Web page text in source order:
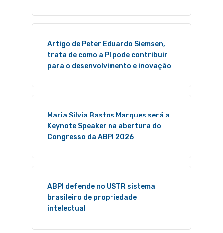
Artigo de Peter Eduardo Siemsen,
trata de como a PI pode contribuir
para o desenvolvimento e inovação
Maria Silvia Bastos Marques será a
Keynote Speaker na abertura do
Congresso da ABPI 2026
ABPI defende no USTR sistema
brasileiro de propriedade
intelectual